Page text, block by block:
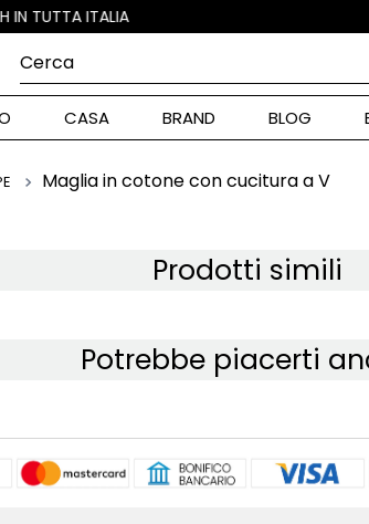
Cerca
CASA BRAND BLOG
Maglia in cotone con cucitura a V
Prodotti simili
Potrebbe piacerti
FREQUENTI
Lauren